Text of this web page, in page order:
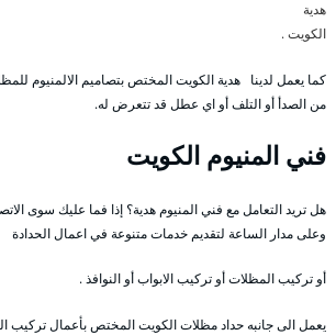
هدية
الكويت .
كما يعمل لدينا هدية الكويت المختص بتصاميم الالمنيوم
من الصدأ أو التلف أو اي عطل قد تتعرض له.
فني المنيوم الكويت
هل تريد التعامل مع فني المنيوم هدية؟ إذا فما عليك سوى
وعلى مدار الساعة لتقديم خدمات متنوعة في اعمال الحدادة
أو تركيب المظلات أو تركيب الابواب أو النوافذ .
يعمل الى جانبه حداد مظلات الكويت المختص بأعمال